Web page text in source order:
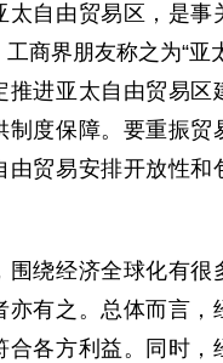
自由贸易区，是事
商界朋友称之为“亚
推进亚太自由贸易区
制度保障。要重振贸
由贸易安排开放性和
绕经济全球化有很
亦有之。总体而言，
合各方利益。同时，